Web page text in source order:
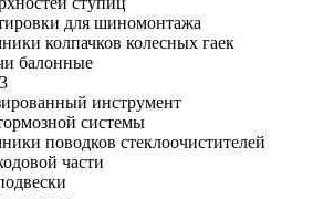
для шиномонтажа
колпачков колесных гаек
балонные
инструмент
системы
поводков стеклоочистителей
части